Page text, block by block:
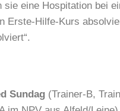
eine Hospitation bei
Erste-Hilfe-Kurs
Sundag (Trainer-B,